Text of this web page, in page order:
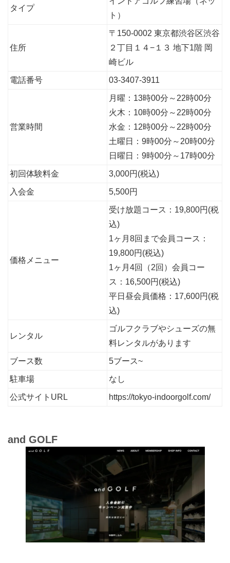
タイプ
ト）
住所
〒150-0002 東京都渋谷区渋谷
２丁目１４−１３ 地下1階 岡
崎ビル
電話番号 03-3407-3911
営業時間
月曜：13時00分～22時00分
火木：10時00分～22時00分
水金：12時00分～22時00分
土曜日：9時00分～20時00分
日曜日：9時00分～17時00分
初回体験料金 3,000円(税込)
入会金 5,500円
価格メニュー
受け放題コース：19,800円(税
込)
1ヶ月8回まで会員コース：
19,800円(税込)
1ヶ月4回（2回）会員コー
ス：16,500円(税込)
平日昼会員価格：17,600円(税
込)
レンタル
ゴルフクラブやシューズの無
料レンタルがあります
ブース数 5ブース~
駐車場 なし
公式サイトURL https://tokyo-indoorgolf.com/
and GOLF